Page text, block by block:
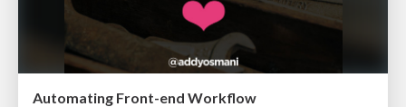
Automating Front-end Workflow